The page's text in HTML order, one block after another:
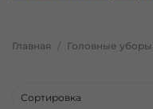
Главная Головные уборы